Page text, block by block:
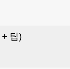
팁)